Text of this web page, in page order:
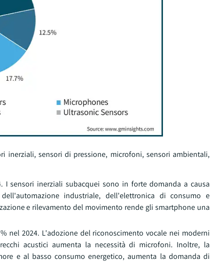
inerziali, sensori di pressione, microfoni, sensori ambientali,
sensori inerziali subacquei sono in forte domanda a causa
industriale, dell'elettronica di consumo e
e rilevamento del movimento rende gli smartphone una
nel 2024. L'adozione del riconoscimento vocale nei moderni
acustici aumenta la necessità di microfoni. Inoltre, la
e al basso consumo energetico, aumenta la domanda di